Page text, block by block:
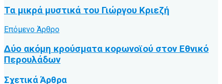
Τα μικρά μυστικά του Γιώργου Κριεζή
Επόμενο Άρθρο
Δύο ακόμη κρούσματα κορωνοϊού στον Εθνικό
Περουλάδων
ΣχετικάΆρθρα